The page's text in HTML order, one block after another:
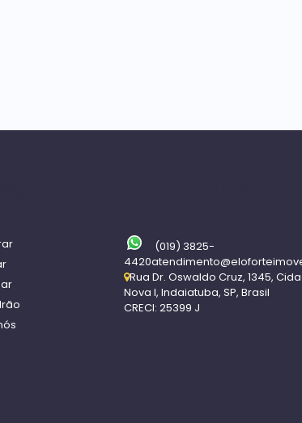
(019) 3825-
4420
Rua Dr. Oswaldo Cruz, 1345,
Nova I, Indaiatuba, SP, Brasil
CRECI: 25399 J